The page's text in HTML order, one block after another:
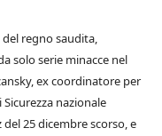
regno saudita,
solo serie minacce nel
ex coordinatore per
nazionale
25 dicembre scorso, e